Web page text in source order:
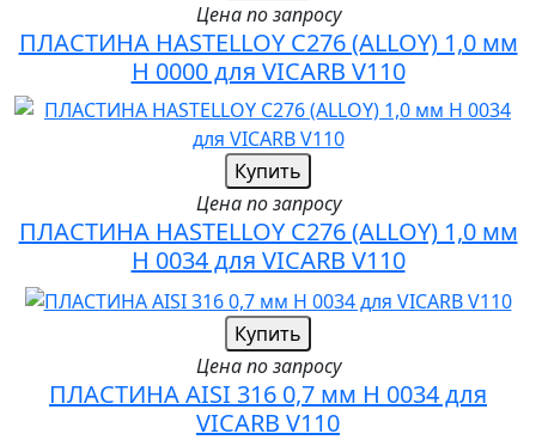
Цена по запросу
ПЛАСТИНА HASTELLOY C276 (ALLOY) 1,0 мм
H 0000 для VICARB V110
Купить
Цена по запросу
ПЛАСТИНА HASTELLOY C276 (ALLOY) 1,0 мм
H 0034 для VICARB V110
Купить
Цена по запросу
ПЛАСТИНА AISI 316 0,7 мм H 0034 для
VICARB V110